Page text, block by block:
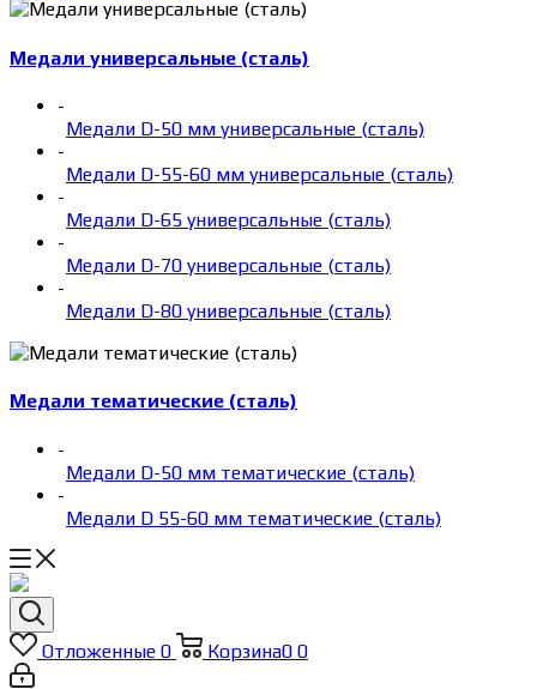
Медали универсальные (сталь)
-
Медали D-50 мм универсальные (сталь)
-
Медали D-55-60 мм универсальные (сталь)
-
Медали D-65 универсальные (сталь)
-
Медали D-70 универсальные (сталь)
-
Медали D-80 универсальные (сталь)
Медали тематические (сталь)
-
Медали D-50 мм тематические (сталь)
-
Медали D 55-60 мм тематические (сталь)
Отложенные 0 Корзина0 0